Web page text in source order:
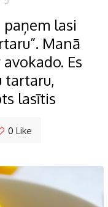
paņem lasi
Manā
Es
tartaru,
lasītis
0 Like